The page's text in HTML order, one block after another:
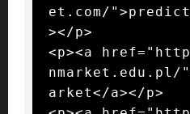
et.com/
></p>
<p><a
nmarket.edu.pl/
arket</a></p>